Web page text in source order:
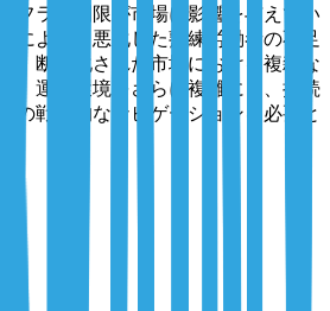
フラの制限が市場に影響を与えてい
によって悪化した熟練労働者の不足
。断片化された市場における複雑な
、運用環境をさらに複雑にし、持続
の戦略的なナビゲーションを必要と